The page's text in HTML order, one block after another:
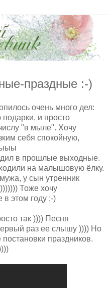
праздные :-)
очень много дел:
и просто
"в мыле". Хочу
себя спокойную,
в прошлые выходные.
на малышовую ёлку.
у сын утренник
Тоже хочу
в этом году ;-)
так )))) Песня
раз ее слышу )))) Но
праздников.